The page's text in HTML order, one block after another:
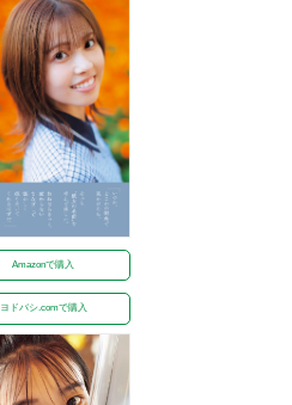
Amazonで購入
ヨドバシ.comで購入